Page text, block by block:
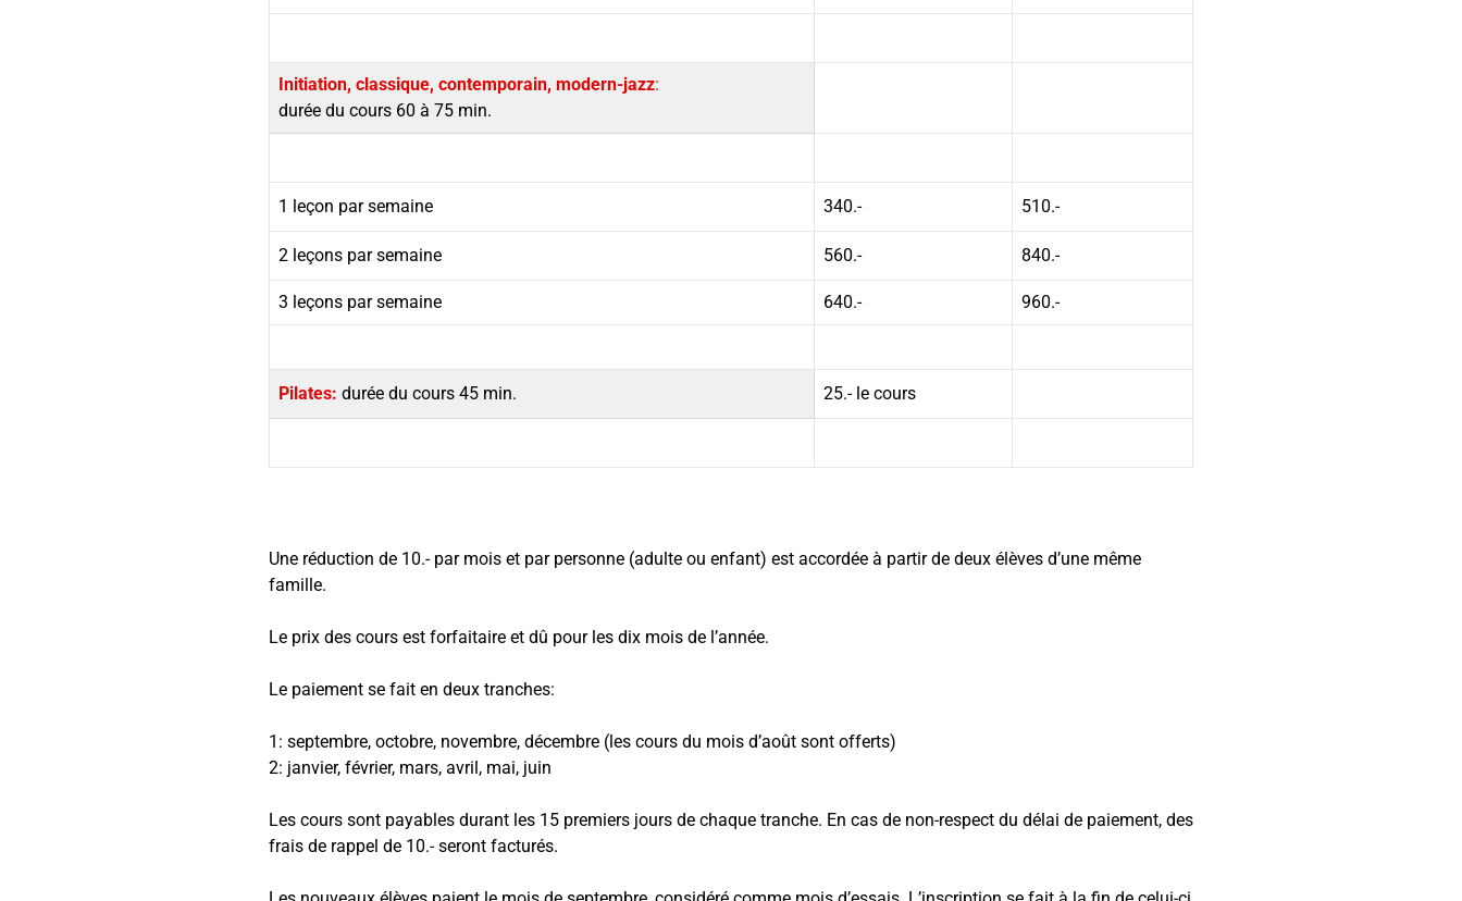
Initiation, classique, contemporain, modern-jazz:
durée du cours 60 à 75 min.
1 leçon par semaine 340.- 510.-
2 leçons par semaine 560.- 840.-
3 leçons par semaine 640.- 960.-
Pilates: durée du cours 45 min. 25.- le cours
Une réduction de 10.- par mois et par personne (adulte ou enfant) est accordée à partir de deux élèves d’une même
famille.
Le prix des cours est forfaitaire et dû pour les dix mois de l’année.
Le paiement se fait en deux tranches:
1: septembre, octobre, novembre, décembre (les cours du mois d’août sont offerts)
2: janvier, février, mars, avril, mai, juin
Les cours sont payables durant les 15 premiers jours de chaque tranche. En cas de non-respect du délai de paiement, des
frais de rappel de 10.- seront facturés.